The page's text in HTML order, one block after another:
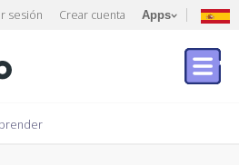
sesión Crear cuenta Apps